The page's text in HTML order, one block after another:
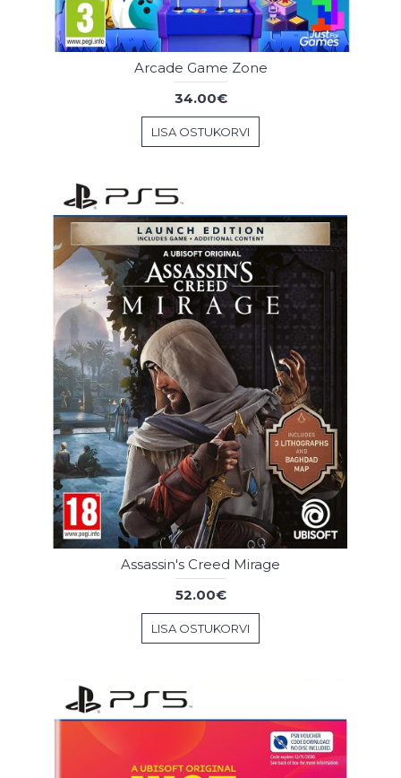
Arcade Game Zone
34.00€
LISA OSTUKORVI
Assassin's Creed Mirage
52.00€
LISA OSTUKORVI